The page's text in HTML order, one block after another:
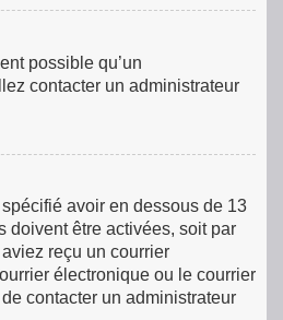
possible qu’un
contacter un administrateur
avoir en dessous de 13
doivent être activées, soit par
reçu un courrier
électronique ou le courrier
contacter un administrateur